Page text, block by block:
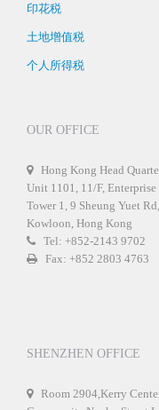
印花税
土地增值税
个人所得税
OUR OFFICE
Hong Kong Head
Unit 1101, 11/F, Enterprise
Tower 1, 9 Sheung Yuet
Kowloon, Hong Kong
Tel: +852-2143 9702
Fax: +852 2803 4763
SHENZHEN OFFICE
Room 2904,Kerry